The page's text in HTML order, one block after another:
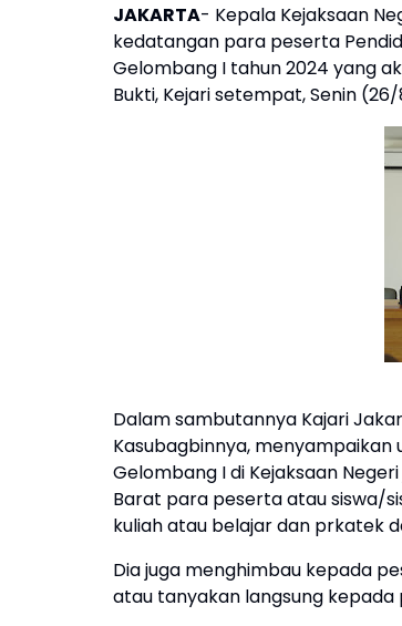
JAKARTA- Kepala Kejaksaan
kedatangan para peserta
Gelombang I tahun 2024 yang
Bukti, Kejari setempat, Senin
Dalam sambutannya Kajari
Kasubagbinnya,
Gelombang I di Kejaksaan
Barat para peserta atau siswa/
kuliah atau belajar dan prkatek
Dia juga menghimbau kepada
atau tanyakan langsung